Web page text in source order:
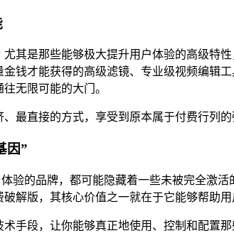
其是那些能够极大提升用户体验的高级特
钱才能获得的高级滤镜、专业级视频编辑
无限可能的大门。
最直接的方式，享受到原本属于付费行列的
因”
验的品牌，都可能隐藏着一些未被完全激
解版，其核心价值之一就在于它能够帮助
手段，让你能够真正地使用、控制和配置